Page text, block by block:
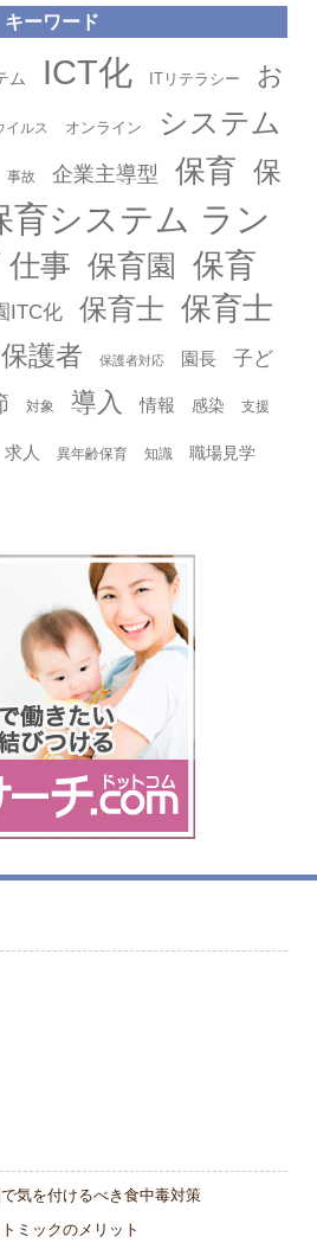
キーワード
ム ICT化 ITリテラシー
お
イルス オンライン システム
事故 企業主導型 保育 保
育システム ラン
仕事 保育園
保育
ITC化 保育士 保育士
保護者 保護者対応 園長
子ど
対象 導入 情報 感染 支援
求人 異年齢保育 知識 職場見学
気を付けるべき食中毒対策
ミックのメリット